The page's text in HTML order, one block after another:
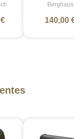
Berghaus
140,00 €